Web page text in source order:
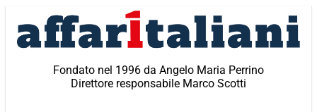
contenuto
Fondato nel 1996 da Angelo Maria Perrino
Direttore responsabile Marco Scotti